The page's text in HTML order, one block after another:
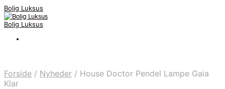
Bolig Luksus
Bolig Luksus
Forside / Nyheder / House Doctor Pendel Lampe Gaia
Klar